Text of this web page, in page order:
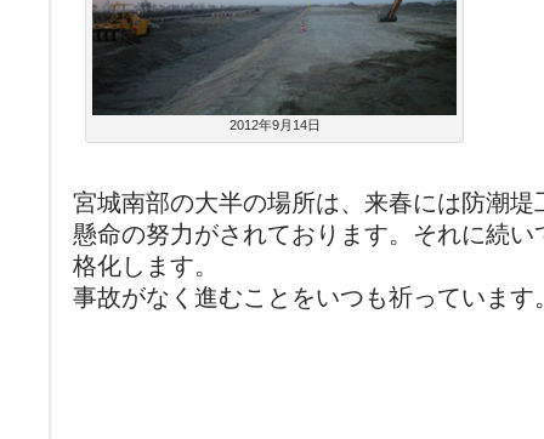
2012年9月14日
宮城南部の大半の場所は、来春には防潮
懸命の努力がされております。それに続
格化します。
事故がなく進むことをいつも祈っています